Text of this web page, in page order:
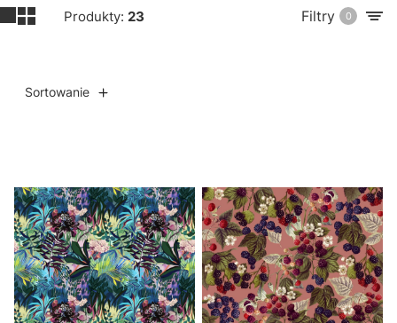
Produkty: 23 Filtry 0
Sortowanie
Lista produktów